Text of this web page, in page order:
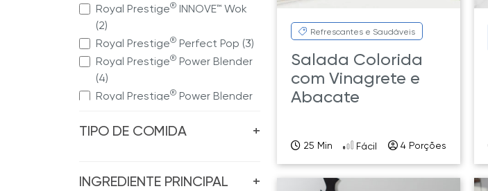
Royal Prestige® INNOVE™ Wok
(2)
Royal Prestige® Perfect Pop (3)
Royal Prestige® Power Blender
(4)
Royal Prestige® Power Blender
Royal Prestige®Pressure
(1)
TIPO DE COMIDA +
INGREDIENTE PRINCIPAL +
Refrescantes e Saudáveis
Salada Colorida
com Vinagrete e
Abacate
25 Min Fácil 4 Porções